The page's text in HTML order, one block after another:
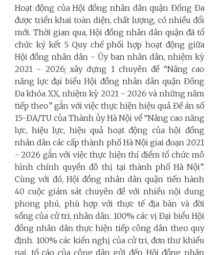
Hoạt động của Hội đồng nhân dân quận Đống Đa
được triển khai toàn diện, chất lượng, có nhiều đổi
mới. Thời gian qua, Hội đồng nhân dân quận đã tổ
chức ký kết 5 Quy chế phối hợp hoạt động giữa
Hội đồng nhân dân - Ủy ban nhân dân, nhiệm kỳ
2021 - 2026; xây dựng 1 chuyên đề “Nâng cao
năng lực đại biểu Hội đồng nhân dân quận Đống
Đa khóa XX, nhiệm kỳ 2021 - 2026 và những năm
tiếp theo” gắn với việc thực hiện hiệu quả Đề án số
15-ĐA/TU của Thành ủy Hà Nội về “Nâng cao năng
lực, hiệu lực, hiệu quả hoạt động của hội đồng
nhân dân các cấp thành phố Hà Nội giai đoạn 2021
- 2026 gắn với việc thực hiện thí điểm tổ chức mô
hình chính quyền đô thị tại thành phố Hà Nội”.
Cùng với đó, Hội đồng nhân dân quận tiến hành
40 cuộc giám sát chuyên đề với nhiều nội dung
phong phú, phù hợp với thực tế địa bàn và đời
sống của cử tri, nhân dân. 100% các vị Đại biểu Hội
đồng nhân dân thực hiện tiếp công dân theo quy
định. 100% các kiến nghị của cử tri, đơn thư khiếu
nại, tố cáo của công dân gửi đến Hội đồng nhân